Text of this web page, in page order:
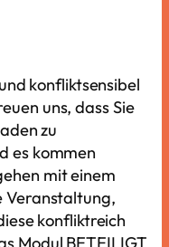
konfliktsensibel
uns, dass Sie
zu
es kommen
mit einem
Veranstaltung,
konfliktreich